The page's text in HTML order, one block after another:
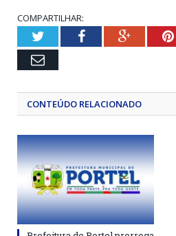
COMPARTILHAR:
TwitterFacebookGoogle+
Email
CONTEÚDO RELACIONADO